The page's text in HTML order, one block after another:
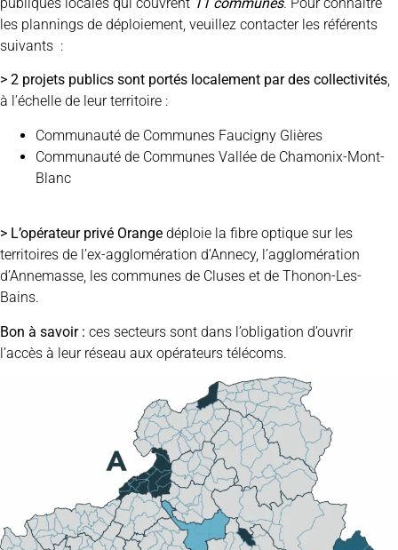
les plannings de déploiement, veuillez contacter les référents
suivants :
> 2 projets publics sont portés localement par des collectivités,
à l’échelle de leur territoire :
Communauté de Communes Faucigny Glières
Communauté de Communes Vallée de Chamonix-Mont-
Blanc
> L’opérateur privé Orange déploie la fibre optique sur les
territoires de l’ex-agglomération d’Annecy, l’agglomération
d’Annemasse, les communes de Cluses et de Thonon-Les-
Bains.
Bon à savoir : ces secteurs sont dans l’obligation d’ouvrir
l’accès à leur réseau aux opérateurs télécoms.